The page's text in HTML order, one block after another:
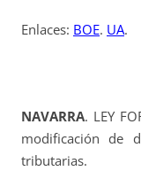
Enlaces: BOE. UA.
NAVARRA. LEY
modificación de
tributarias.